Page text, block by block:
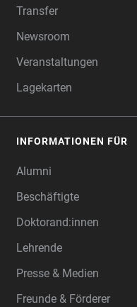
Transfer
Newsroom
Veranstaltungen
Lagekarten
INFORMATIONEN FÜR
Alumni
Beschäftigte
Doktorand:innen
Lehrende
Presse & Medien
Freunde & Förderer